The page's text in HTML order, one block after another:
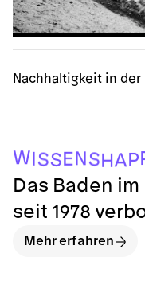
Nachhaltigkeit in
W SS ENSHAP
Das Baden
seit 1978
Mehr erfahren